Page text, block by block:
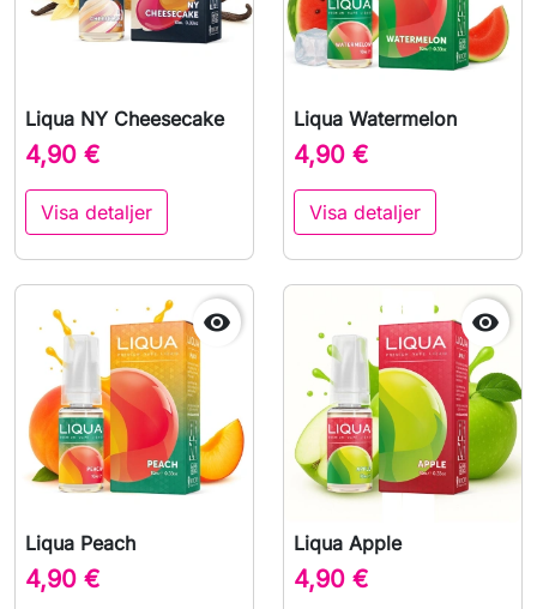
Liqua NY Cheesecake
4,90 €
Visa detaljer
Liqua Watermelon
4,90 €
Visa detaljer

Liqua Peach
4,90 €

Liqua Apple
4,90 €